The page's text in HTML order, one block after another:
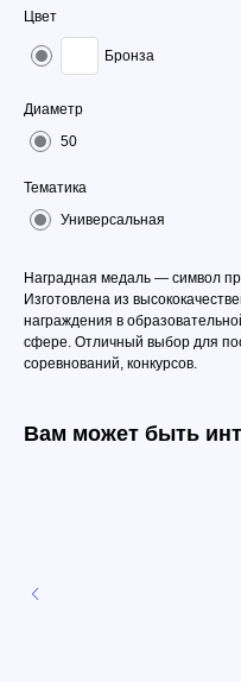
Цвет
Бронза
Диаметр
50
Тематика
Универсальная
Наградная медаль — символ
Изготовлена из
награждения в
сфере. Отличный выбор для
соревнований, конкурсов.
Вам может быть